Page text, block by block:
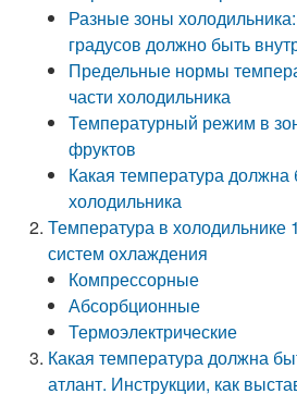
Разные зоны
градусов должно быть
Предельные нормы
части холодильника
Температурный режим в
фруктов
Какая температура
холодильника
Температура в холодильнике
систем охлаждения
Компрессорные
Абсорбционные
Термоэлектрические
Какая температура должна
атлант. Инструкции, как